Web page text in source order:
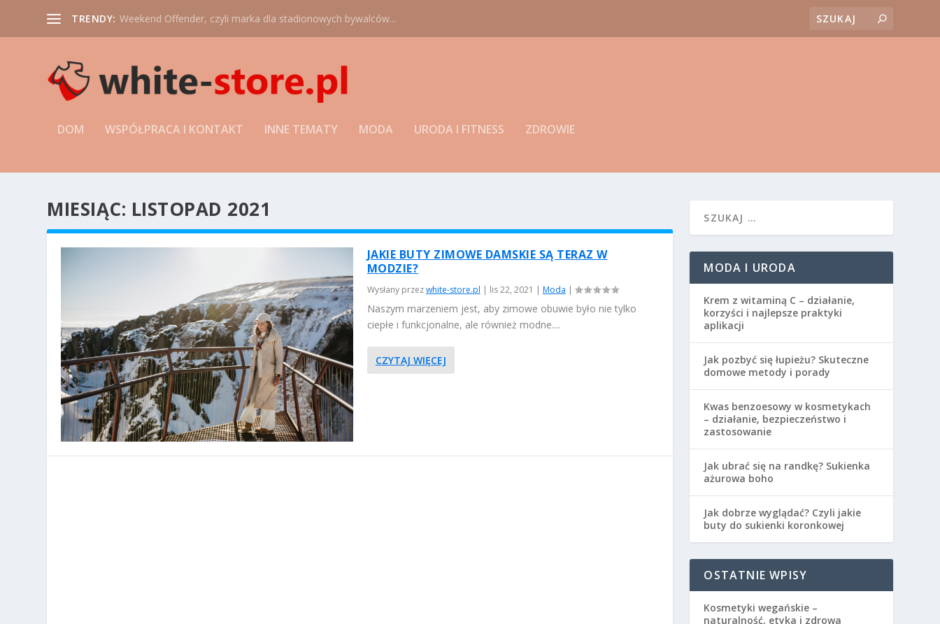
TRENDY: Weekend Offender, czyli marka dla stadionowych bywalców...
DOM WSPÓŁPRACA I KONTAKT INNE TEMATY MODA URODA I FITNESS ZDROWIE
MIESIĄC: LISTOPAD 2021
JAKIE BUTY ZIMOWE DAMSKIE SĄ TERAZ W
MODZIE?
Wysłany przezwhite-store.pl | lis 22, 2021 | Moda |
Naszym marzeniem jest, aby zimowe obuwie było nie tylko
ciepłe i funkcjonalne, ale również modne....
CZYTAJ WIĘCEJ
MODA I URODA
Krem z witaminą C – działanie,
korzyści i najlepsze praktyki
aplikacji
Jak pozbyć się łupieżu? Skuteczne
domowe metody i porady
Kwas benzoesowy w kosmetykach
– działanie, bezpieczeństwo i
zastosowanie
Jak ubrać się na randkę? Sukienka
ażurowa boho
Jak dobrze wyglądać? Czyli jakie
buty do sukienki koronkowej
OSTATNIE WPISY
Kosmetyki wegańskie –
naturalność, etyka i zdrowa